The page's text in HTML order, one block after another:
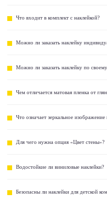
Что входит в комплект с наклейкой?
Можно ли заказать наклейку
Можно ли заказать наклейку по
Чем отличается матовая пленка от
Что означает зеркальное изображение
Для чего нужна опция «Цвет стены»?
Водостойкие ли виниловые наклейки?
Безопасны ли наклейки для детской